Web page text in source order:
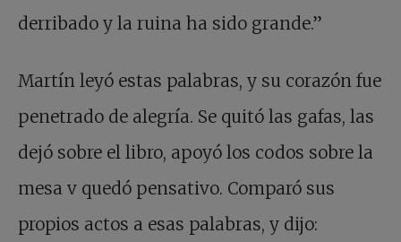
derribado y la ruina ha sido grande.”
Martín leyó estas palabras, y su corazón fue
penetrado de alegría. Se quitó las gafas, las
dejó sobre el libro, apoyó los codos sobre la
mesa v quedó pensativo. Comparó sus
propios actos a esas palabras, y dijo: